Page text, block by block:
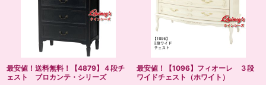
最安値！送料無料！【4879】４段チ
ェスト ブロカンテ・シリーズ
最安値！【1096】フィオーレ ３段
ワイドチェスト（ホワイト）